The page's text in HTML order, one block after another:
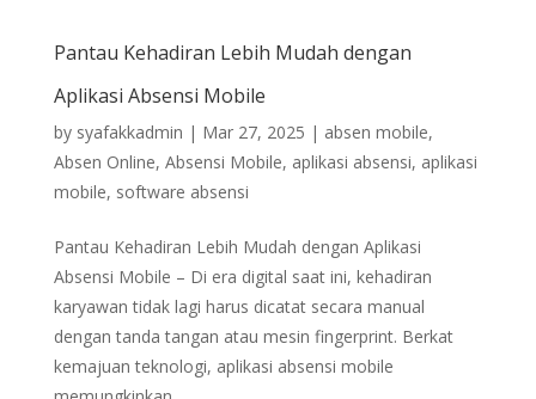
Pantau Kehadiran Lebih Mudah dengan
Aplikasi Absensi Mobile
by syafakkadmin | Mar 27, 2025 | absen mobile,
Absen Online, Absensi Mobile, aplikasi absensi, aplikasi
mobile, software absensi
Pantau Kehadiran Lebih Mudah dengan Aplikasi
Absensi Mobile – Di era digital saat ini, kehadiran
karyawan tidak lagi harus dicatat secara manual
dengan tanda tangan atau mesin fingerprint. Berkat
kemajuan teknologi, aplikasi absensi mobile